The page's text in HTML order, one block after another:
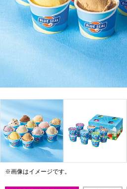
※画像はイメージです。